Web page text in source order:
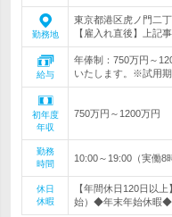
勤務地
東京都港区虎ノ門二
【雇入れ直後】上記
給与
年俸制：750万円～
いたします。※試用期
初年度
年収
750万円～1200万円
勤務
時間
10:00～19:00（実働8
休日
休暇
【年間休日120日以
始）◆年末年始休暇